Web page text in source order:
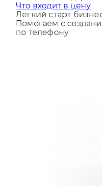
CRM в подарок
Что входит в цену
Легкий старт
Помогаем с